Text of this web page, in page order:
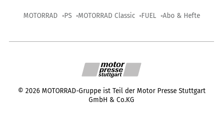
MOTORRAD PS MOTORRAD Classic FUEL Abo & Hefte
© 2026 MOTORRAD-Gruppe ist Teil der Motor Presse Stuttgart
GmbH & Co.KG